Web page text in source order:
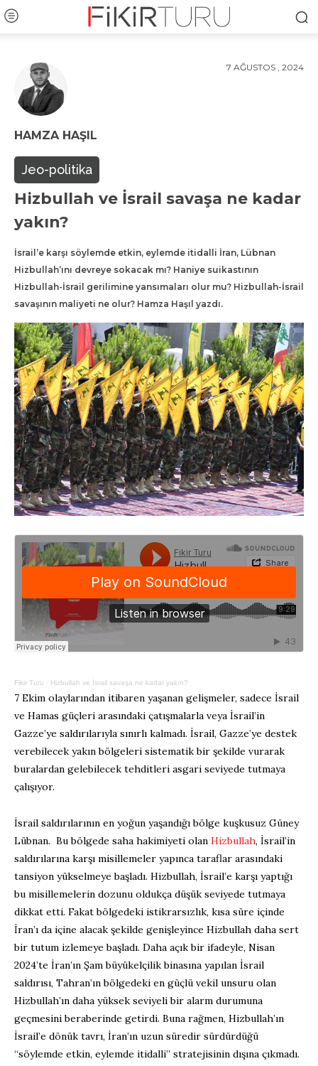
7 AĞUSTOS , 2024
HAMZA HAŞIL
Jeo-politika
Hizbullah ve İsrail savaşa ne kadar
yakın?
İsrail’e karşı söylemde etkin, eylemde itidalli İran, Lübnan
Hizbullah’ını devreye sokacak mı? Haniye suikastının
Hizbullah-İsrail gerilimine yansımaları olur mu? Hizbullah-İsrail
savaşının maliyeti ne olur? Hamza Haşıl yazdı.
Fikir Turu · Hizbullah ve İsrail savaşa ne kadar yakın?
7 Ekim olaylarından itibaren yaşanan gelişmeler, sadece İsrail
ve Hamas güçleri arasındaki çatışmalarla veya İsrail’in
Gazze’ye saldırılarıyla sınırlı kalmadı. İsrail, Gazze’ye destek
verebilecek yakın bölgeleri sistematik bir şekilde vurarak
buralardan gelebilecek tehditleri asgari seviyede tutmaya
çalışıyor.
İsrail saldırılarının en yoğun yaşandığı bölge kuşkusuz Güney
Lübnan. Bu bölgede saha hakimiyeti olan Hizbullah, İsrail’in
saldırılarına karşı misillemeler yapınca taraflar arasındaki
tansiyon yükselmeye başladı. Hizbullah, İsrail’e karşı yaptığı
bu misillemelerin dozunu oldukça düşük seviyede tutmaya
dikkat etti. Fakat bölgedeki istikrarsızlık, kısa süre içinde
İran’ı da içine alacak şekilde genişleyince Hizbullah daha sert
bir tutum izlemeye başladı. Daha açık bir ifadeyle, Nisan
2024’te İran’ın Şam büyükelçilik binasına yapılan İsrail
saldırısı, Tahran’ın bölgedeki en güçlü vekil unsuru olan
Hizbullah’ın daha yüksek seviyeli bir alarm durumuna
geçmesini beraberinde getirdi. Buna rağmen, Hizbullah’ın
İsrail’e dönük tavrı, İran’ın uzun süredir sürdürdüğü
“söylemde etkin, eylemde itidalli” stratejisinin dışına çıkmadı.